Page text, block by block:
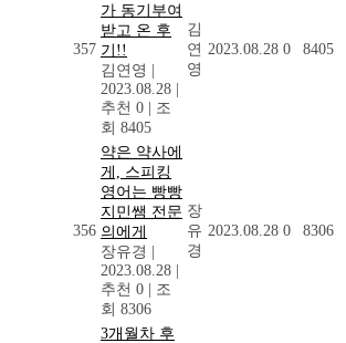
357
가 동기부여
받고 온 후
기!!
김연영 |
2023.08.28 |
추천 0 | 조
회 8405
김
연
영
2023.08.28 0 8405
356
약은 약사에
게, 스피킹
영어는 빵빵
지민쌤 전문
의에게
장유경 |
2023.08.28 |
추천 0 | 조
회 8306
장
유
경
2023.08.28 0 8306
3개월차 후